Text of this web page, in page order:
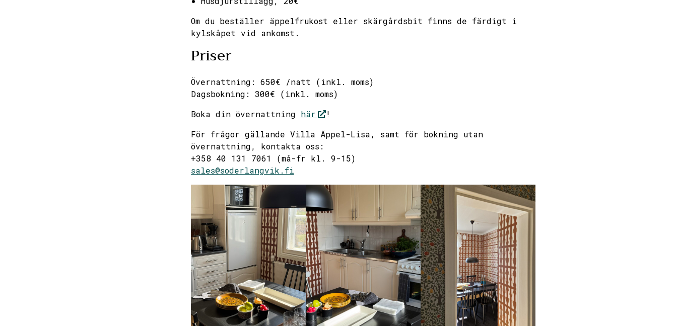
Om du beställer äppelfrukost eller skärgårdsbit finns de färdigt i
kylskåpet vid ankomst.
Priser
Övernattning: 650€ /natt (inkl. moms)
Dagsbokning: 300€ (inkl. moms)
Boka din övernattning här
!
För frågor gällande Villa Äppel-Lisa, samt för bokning utan
övernattning, kontakta oss:
+358 40 131 7061 (må-fr kl. 9-15)
sales@soderlangvik.fi